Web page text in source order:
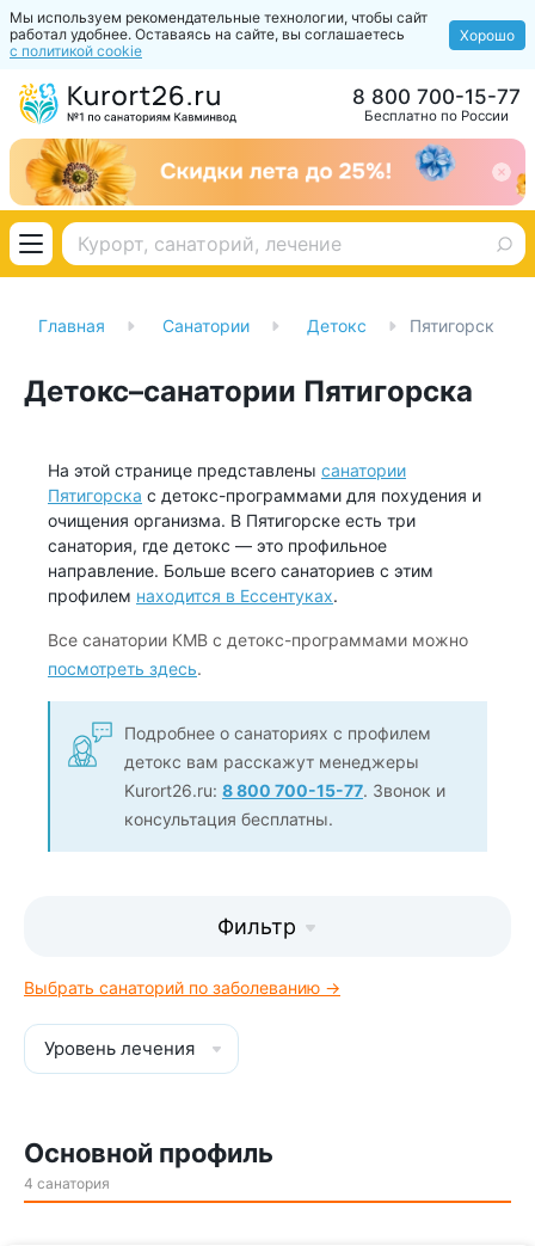
Мы используем рекомендательные технологии, чтобы сайт
работал удобнее. Оставаясь на сайте, вы соглашаетесь
с политикой cookie
Хорошо
Бесплатно по России
8 800 700-15-77
Главная Санатории Детокс Пятигорск
Детокс–санатории Пятигорска
На этой странице представлены санатории
Пятигорска с детокс-программами для похудения и
очищения организма. В Пятигорске есть три
санатория, где детокс — это профильное
направление. Больше всего санаториев с этим
профилем находится в Ессентуках.
Все санатории КМВ с детокс-программами можно
посмотреть здесь.
Подробнее о санаториях с профилем
детокс вам расскажут менеджеры
Kurort26.ru: 8 800 700-15-77. Звонок и
консультация бесплатны.
Фильтр
Выбрать санаторий по заболеванию →
Уровень лечения
Основной профиль
4 санатория